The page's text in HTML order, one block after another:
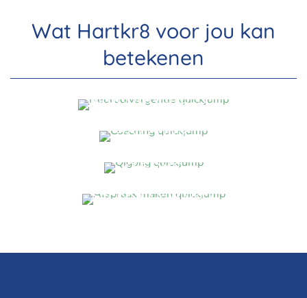
Wat Hartkr8 voor jou kan
betekenen
NEURODIVERGENTI
COACHING
QIGONG
AFSPRAAK MAKEN